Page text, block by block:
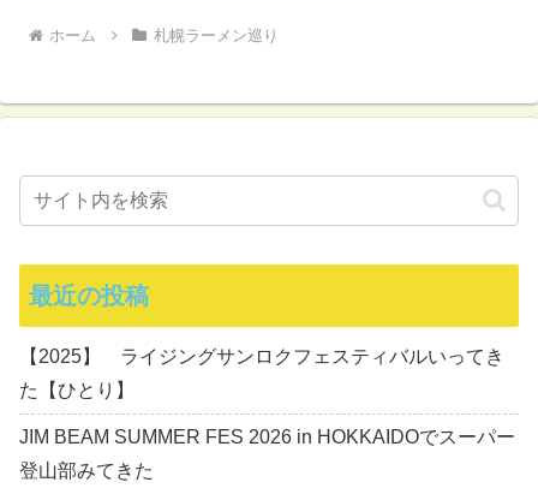
ホーム 札幌ラーメン巡り
最近の投稿
【2025】 ライジングサンロクフェスティバルいってき
た【ひとり】
JIM BEAM SUMMER FES 2026 in HOKKAIDOでスーパー
登山部みてきた